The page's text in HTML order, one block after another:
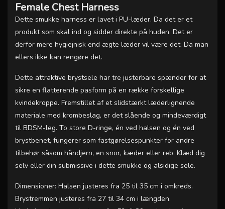
Female Chest Harness
Dette smukke harness er lavet i PU-læder. Da det er et
produkt som skal ind og sidder direkte på huden. Det er
derfor mere hygiejnisk end ægte læder vil være det. Da man
ellers ikke kan rengøre det.
Dette attraktive brystsele har tre justerbare spænder for at
sikre en flatterende pasform på en række forskellige
kvindekroppe. Fremstillet af et slidstærkt læderlignende
materiale med krombeslag, er det slående og mindeværdigt
til BDSM-leg. To store D-ringe, én ved halsen og én ved
brystbenet, fungerer som fastgørelsespunkter for andre
tilbehør såsom håndjern, en snor, kæder eller reb. Klæd dig
selv eller din submissive i dette smukke og alsidige sele.
Dimensioner: Halsen justeres fra 25 til 35 cm i omkreds.
Brystremmen justeres fra 27 til 34 cm i længden.